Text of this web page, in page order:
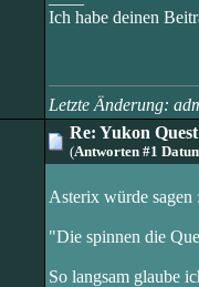
Ich habe deinen
Letzte Änderung:
Re: Yukon
(Antworten #1
Asterix würde sagen :
"Die spinnen die
So langsam glaube